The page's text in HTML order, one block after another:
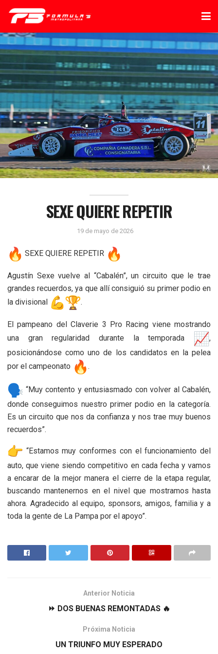
SEXE QUIERE REPETIR
19 de mayo de 2026
SEXE QUIERE REPETIR
Agustín Sexe vuelve al “Cabalén”, un circuito que le trae
grandes recuerdos, ya que allí consiguió su primer podio en
la divisional
.
El pampeano del Claverie 3 Pro Racing viene mostrando
una gran regularidad durante la temporada
,
posicionándose como uno de los candidatos en la pelea
por el campeonato
.
“Muy contento y entusiasmado con volver al Cabalén,
donde conseguimos nuestro primer podio en la categoría.
Es un circuito que nos da confianza y nos trae muy buenos
recuerdos”.
“Estamos muy conformes con el funcionamiento del
auto, que viene siendo competitivo en cada fecha y vamos
a encarar de la mejor manera el cierre de la etapa regular,
buscando mantenernos en el nivel que mostramos hasta
ahora. Agradecido al equipo, sponsors, amigos, familia y a
toda la gente de La Pampa por el apoyo”.
Anterior Noticia
⏩ DOS BUENAS REMONTADAS 🔥
Próxima Noticia
UN TRIUNFO MUY ESPERADO